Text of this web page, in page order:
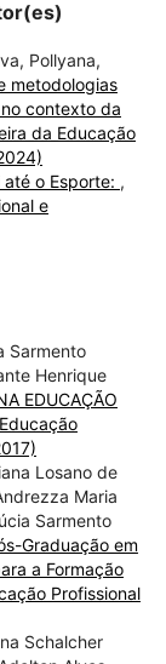
Pollyana,
metodologias
contexto da
da Educação
o Esporte: ,
e
Sarmento
Henrique
EDUCAÇÃO
Losano de
Maria
Sarmento
Graduação em
a Formação
Profissional
Schalcher